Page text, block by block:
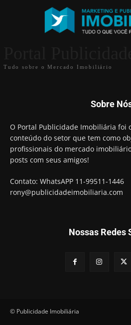
Tudo sobre o Mercado Imobiliário
Sobre
O Portal Publicidade Imobiliária foi
conteúdo do setor que tem como
profissionais do mercado
posts com seus amigos!
Contato: WhatsAPP 11-99511-1446
rony@publicidadeimobiliaria.com
Nossas Redes
© Publicidade Imobiliária